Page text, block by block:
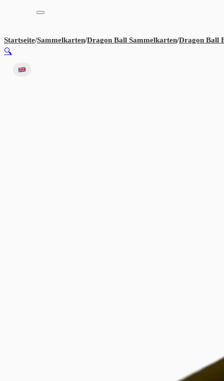
Startseite/Sammelkarten/Dragon Ball Sammelkarten/Dragon Ball
🔍